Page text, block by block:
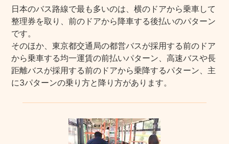
日本のバス路線で最も多いのは、横のドアから乗車して
整理券を取り、前のドアから降車する後払いのパターン
です。
そのほか、東京都交通局の都営バスが採用する前のドア
から乗車する均一運賃の前払いパターン、高速バスや長
距離バスが採用する前のドアから乗降するパターン、主
に3パターンの乗り方と降り方があります。